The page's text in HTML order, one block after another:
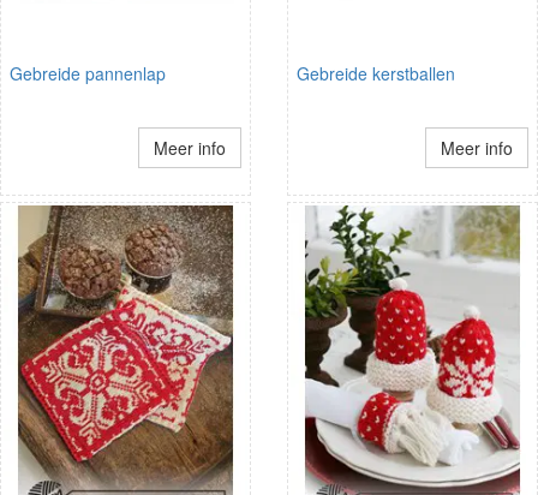
Gebreide pannenlap
Meer info
Gebreide kerstballen
Meer info